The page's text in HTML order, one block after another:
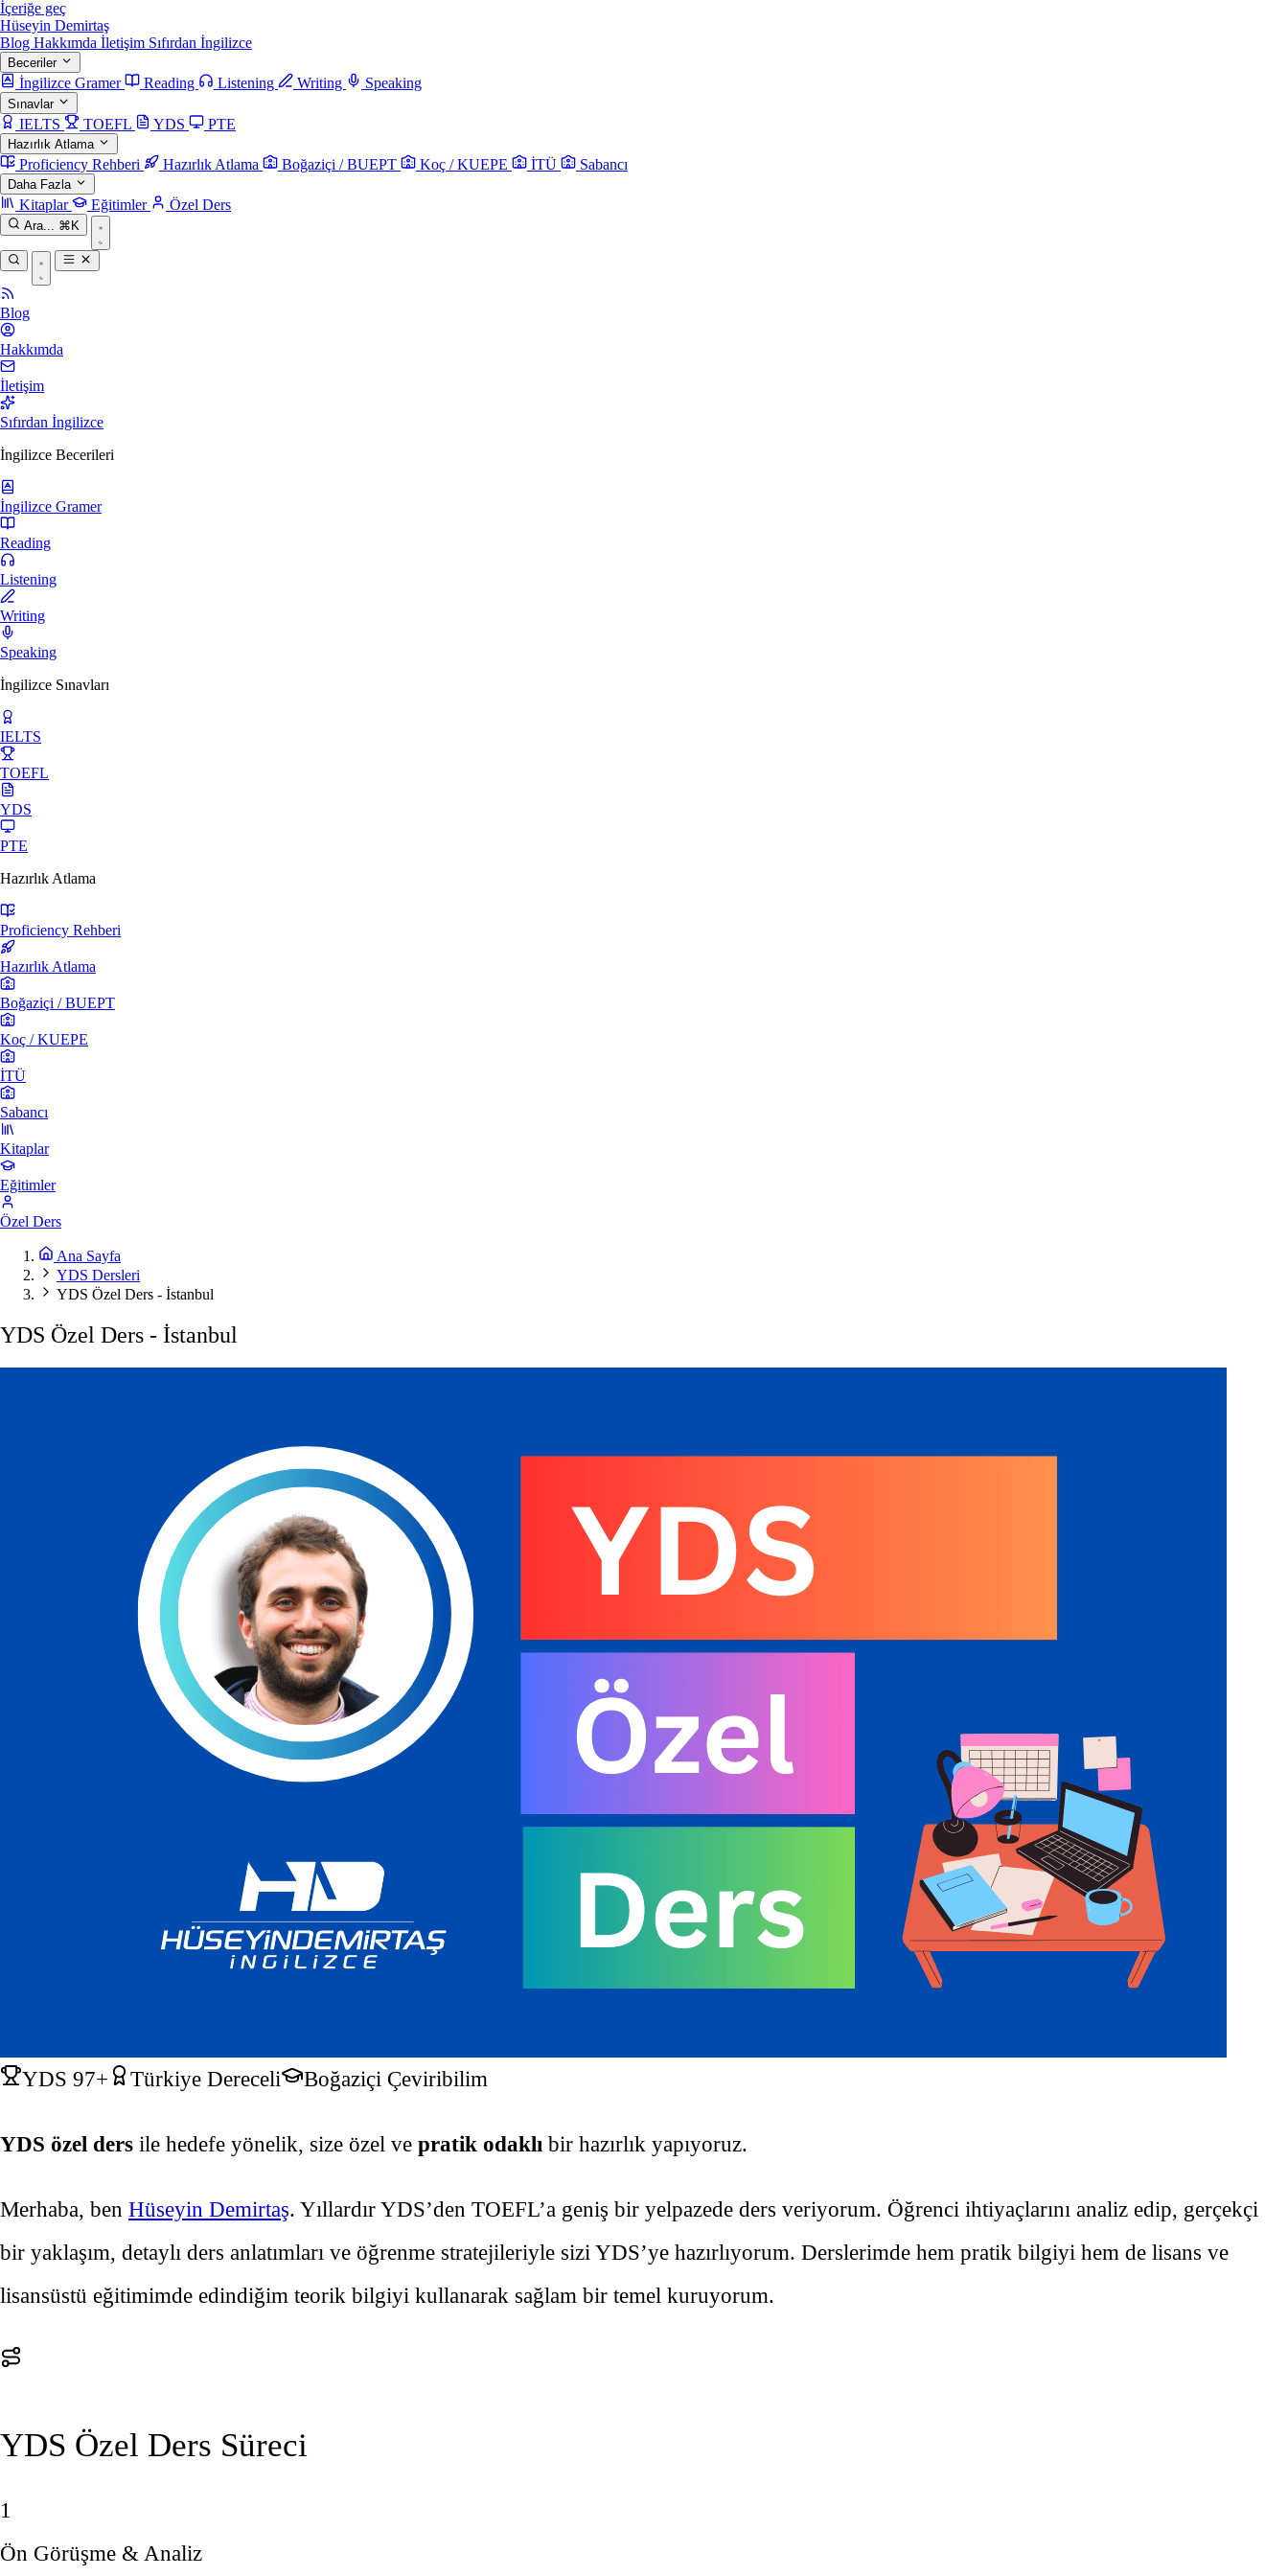
İçeriğe geç
Hüseyin Demirtaş
Blog Hakkımda İletişim Sıfırdan İngilizce
Beceriler
İngilizce Gramer Reading Listening Writing Speaking
Sınavlar
IELTS TOEFL YDS PTE
Hazırlık Atlama
Proficiency Rehberi Hazırlık Atlama Boğaziçi / BUEPT Koç / KUEPE İTÜ Sabancı
Daha Fazla
Kitaplar Eğitimler Özel Ders
Ara... ⌘K
Blog
Hakkımda
İletişim
Sıfırdan İngilizce
İngilizce Becerileri
İngilizce Gramer
Reading
Listening
Writing
Speaking
İngilizce Sınavları
IELTS
TOEFL
YDS
PTE
Hazırlık Atlama
Proficiency Rehberi
Hazırlık Atlama
Boğaziçi / BUEPT
Koç / KUEPE
İTÜ
Sabancı
Kitaplar
Eğitimler
Özel Ders
Ana Sayfa
YDS Dersleri
YDS Özel Ders - İstanbul
YDS Özel Ders - İstanbul
YDS 97+ Türkiye Dereceli Boğaziçi Çeviribilim
YDS özel ders ile hedefe yönelik, size özel ve pratik odaklı bir hazırlık yapıyoruz.
Merhaba, ben Hüseyin Demirtaş. Yıllardır YDS’den TOEFL’a geniş bir yelpazede ders veriyorum. Öğrenci ihtiyaçlarını analiz edip, gerçekçi
bir yaklaşım, detaylı ders anlatımları ve öğrenme stratejileriyle sizi YDS’ye hazırlıyorum. Derslerimde hem pratik bilgiyi hem de lisans ve
lisansüstü eğitimimde edindiğim teorik bilgiyi kullanarak sağlam bir temel kuruyorum.
YDS Özel Ders Süreci
1
Ön Görüşme & Analiz